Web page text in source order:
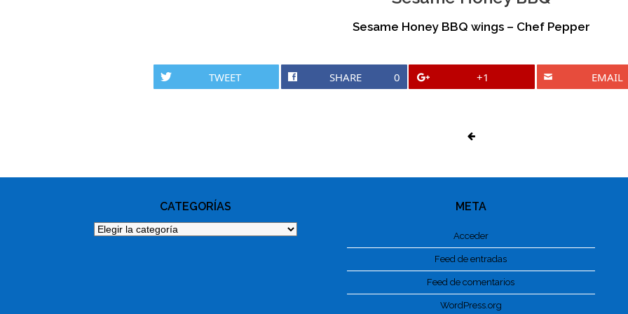
Sesame Honey BBQ wings – Chef Pepper
TWEET SHARE 0 +1 EMAIL
CATEGORÍAS
Categorías
META
Acceder
Feed de entradas
Feed de comentarios
WordPress.org